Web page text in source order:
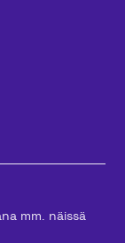
mm. näissä